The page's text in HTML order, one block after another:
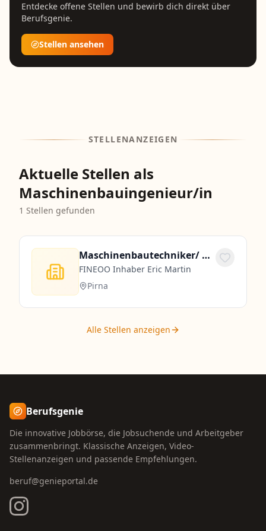
Entdecke offene Stellen und bewirb dich direkt über
Berufsgenie.
Stellen ansehen
STELLENANZEIGEN
Aktuelle Stellen als
Maschinenbauingenieur/in
1 Stellen gefunden
Maschinenbautechniker/ Maschinenbauingenieur (m/w/d)
FINEOO Inhaber Eric Martin
Pirna
Alle Stellen anzeigen
Berufsgenie
Die innovative Jobbörse, die Jobsuchende und Arbeitgeber
zusammenbringt. Klassische Anzeigen, Video-
Stellenanzeigen und passende Empfehlungen.
beruf@genieportal.de